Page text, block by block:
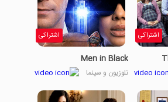
اشتراکی اشتراکی
Men in Black
تلوزیون و سینما